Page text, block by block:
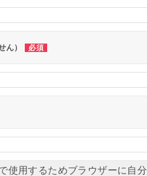
ん） 必須
使用するためブラウザーに自